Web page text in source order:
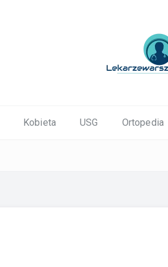
Kobieta USG Ortopedia